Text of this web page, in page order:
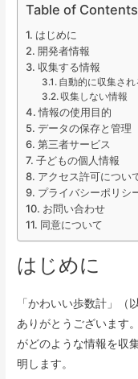
Table of Contents
はじめに
開発者情報
収集する情報
自動的に収集され
収集しない情報
情報の使用目的
データの保存と管理
第三者サービス
子どもの個人情報
アクセス許可につい
プライバシーポリシ
お問い合わせ
同意について
はじめに
「かわいい歩数計」（
ありがとうございます
がどのような情報を収
明します。